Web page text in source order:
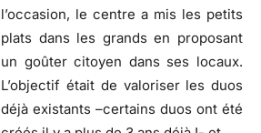
l’occasion, le centre a mis les petits
plats dans les grands en proposant
un goûter citoyen dans ses locaux.
L’objectif était de valoriser les duos
déjà existants –certains duos ont été